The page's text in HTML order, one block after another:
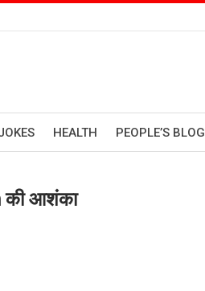
HEALTH PEOPLE’S BLOG
की आशंका